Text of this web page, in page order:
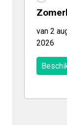
van 2
2026